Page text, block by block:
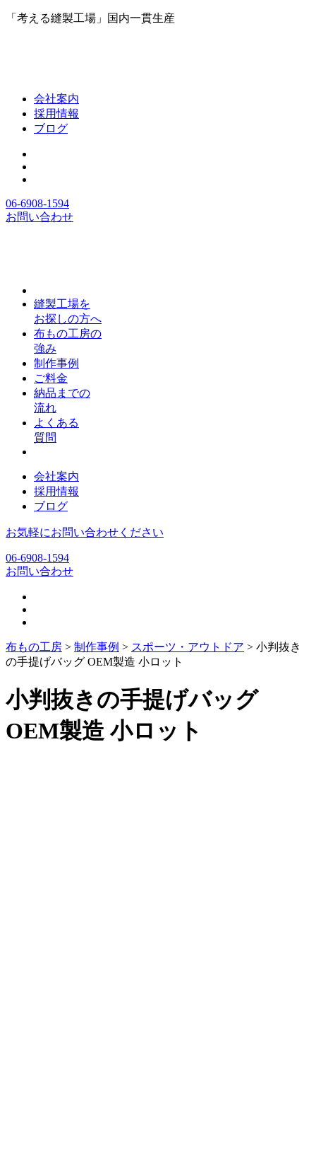
「考える縫製工場」国内一貫生産
会社案内
採用情報
ブログ
06-6908-1594
お問い合わせ
縫製工場を
お探しの方へ
布もの工房の
強み
制作事例
ご料金
納品までの
流れ
よくある
質問
会社案内
採用情報
ブログ
お気軽にお問い合わせください
06-6908-1594
お問い合わせ
布もの工房 > 制作事例 > スポーツ・アウトドア > 小判抜き
の手提げバッグ OEM製造 小ロット
小判抜きの手提げバッグ
OEM製造 小ロット